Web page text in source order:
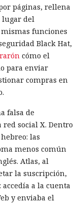
páginas, rellena
lugar del
funciones
Black Hat,
cómo el
para enviar
compras en
falsa de
social X. Dentro
las
menos común
Atlas, al
la suscripción,
a la cuenta
y enviaba el